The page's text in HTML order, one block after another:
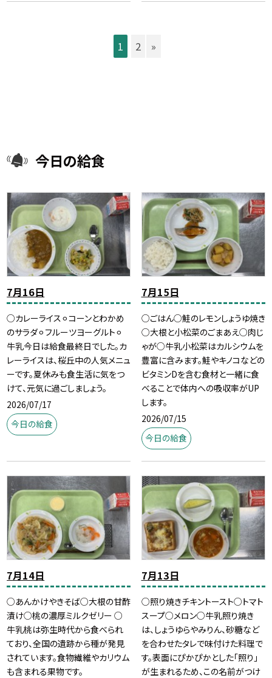
1 2 »
今日の給食
7月16日
○カレーライス⚪︎コーンとわかめ
のサラダ⚪︎フルーツヨーグルト⚪︎
牛乳今日は給食最終日でした。カ
レーライスは、桜丘中の人気メニュ
ーです。夏休みも食生活に気をつ
けて、元気に過ごしましょう。
2026/07/17
今日の給食
7月15日
○ごはん○鮭のレモンしょうゆ焼き
○大根と小松菜のごまあえ○肉じ
ゃが○牛乳小松菜はカルシウムを
豊富に含みます。鮭やキノコなどの
ビタミンDを含む食材と一緒に食
べることで体内への吸収率がUP
します。
2026/07/15
今日の給食
7月14日
○あんかけやきそば○大根の甘酢
漬け○桃の濃厚ミルクゼリー ○
牛乳桃は弥生時代から食べられ
ており、全国の遺跡から種が発見
されています。食物繊維やカリウム
も含まれる果物です。
7月13日
○照り焼きチキントースト○トマト
スープ○メロン○牛乳照り焼き
は、しょうゆらやみりん、砂糖など
を合わせたタレで味付けた料理で
す。表面にぴかぴかとした「照り」
が生まれるため、この名前がつけ